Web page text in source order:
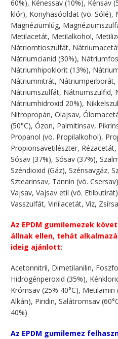
60%), Kénessav (10%), Kénsav
klór), Konyhasóoldat (vö. Sólé),
Magnéziumlúg,
Metilacetát, Metilalkohol,
Nátriomtioszulfát,
Nátriumcianid (30%),
Nátriumhipoklorit (13%),
Nátriumnitrát, Nátriumperborát,
Nátriumszulfát, Nátriumszulfid,
Nátriumhidroxid 20%),
Nitropropán, Olajsav,
(50°C), Ózon, Palmitinsav,
Propanol (vö. Propilalkohol),
Propionsavetilészter, Rézacetát,
Sósav (37%), Sósav (37%),
Széndioxid (Gáz), Szénsavgáz,
Sztearinsav, Tannin (vö.
Vajsav, Vajsav etil (vö.
Vasszulfát, Vinilacetát, Víz,
Az EPDM gumilemezek
állnak ellen, tehát
ideig ajánlott:
Acetonnitril, Dimetilanilin,
Hidrogénperoxid (35%),
Krómsav (25% 40°C), Metilamin
Alkán), Piridin, Salátromsav
40%)
Az EPDM gumilemez